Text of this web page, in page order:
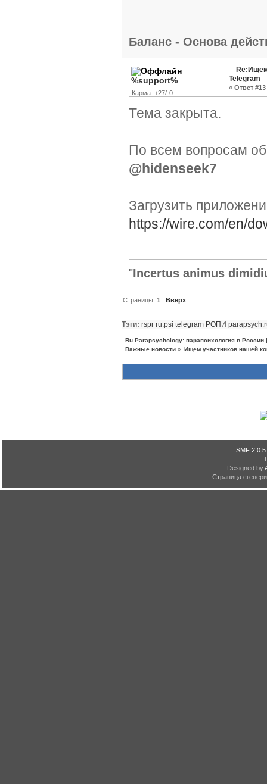
Баланс - Основа
%support%
Карма: +27/-0
Telegram
« Ответ
Тема закрыта.
По всем вопросам
@hidenseek7
Загрузить
https://wire.com/en/
"Incertus animus
Страницы:1 Вверх
Тэги: rspr ru.psi telegram РОПИ
Ru.Parapsychology: парапсихология в
Важные новости » Ищем участников нашей
SMF 2.0.5
Designed by
Страница